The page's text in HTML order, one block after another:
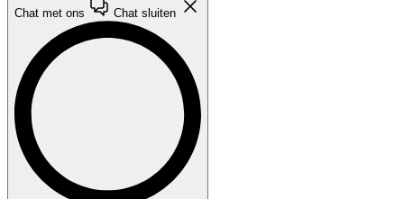
Chat met ons Chat sluiten